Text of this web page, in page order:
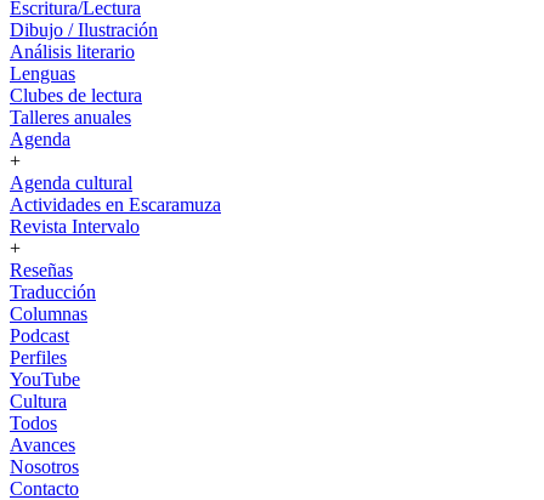
Escritura/Lectura
Dibujo / Ilustración
Análisis literario
Lenguas
Clubes de lectura
Talleres anuales
Agenda
+
Agenda cultural
Actividades en Escaramuza
Revista Intervalo
+
Reseñas
Traducción
Columnas
Podcast
Perfiles
YouTube
Cultura
Todos
Avances
Nosotros
Contacto